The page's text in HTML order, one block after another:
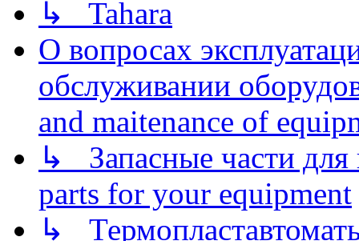
↳ Tahara
О вопросах
обслуживании
and maitenance of
↳ Запасные части для
parts for your equipment
↳